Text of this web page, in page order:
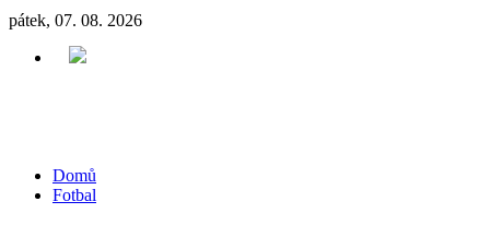
pátek, 07. 08. 2026
Domů
Fotbal